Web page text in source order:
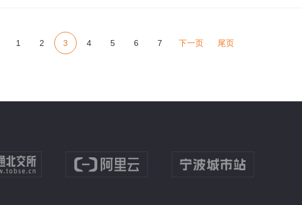
1 2 3 4 5 6 7 下一页 尾页